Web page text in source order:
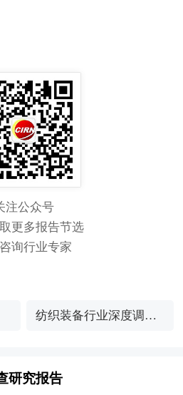
注公众号
更多报告节选
询行业专家
纺织装备行业深度调研
研究报告